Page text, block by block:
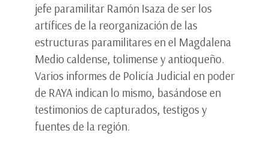
jefe paramilitar Ramón Isaza de ser los
artífices de la reorganización de las
estructuras paramilitares en el Magdalena
Medio caldense, tolimense y antioqueño.
Varios informes de Policía Judicial en poder
de RAYA indican lo mismo, basándose en
testimonios de capturados, testigos y
fuentes de la región.